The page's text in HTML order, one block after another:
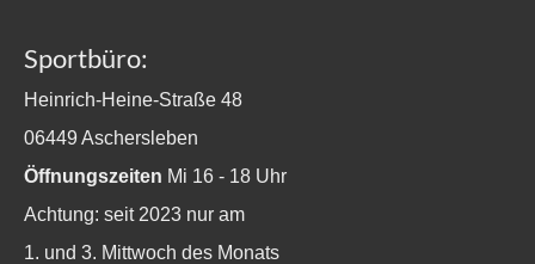
Sportbüro:
Heinrich-Heine-Straße 48
06449 Aschersleben
Öffnungszeiten Mi 16 - 18 Uhr
Achtung: seit 2023 nur am
1. und 3. Mittwoch des Monats